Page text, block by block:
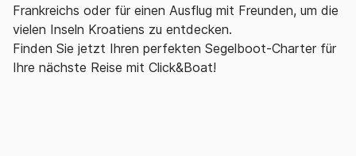
Frankreichs oder für einen Ausflug mit Freunden, um die
vielen Inseln Kroatiens zu entdecken.
Finden Sie jetzt Ihren perfekten Segelboot-Charter für
Ihre nächste Reise mit Click&Boat!